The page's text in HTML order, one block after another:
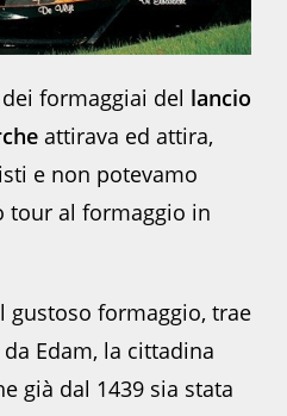
formaggiai del lancio
attirava ed attira,
e non potevamo
tour al formaggio in
gustoso formaggio, trae
Edam, la cittadina
già dal 1439 sia stata